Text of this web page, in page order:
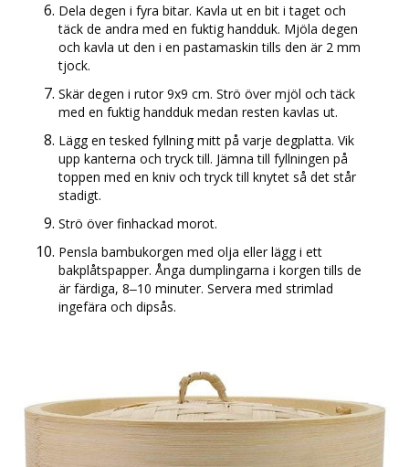
Dela degen i fyra bitar. Kavla ut en bit i taget och
täck de andra med en fuktig handduk. Mjöla degen
och kavla ut den i en pastamaskin tills den är 2 mm
tjock.
Skär degen i rutor 9x9 cm. Strö över mjöl och täck
med en fuktig handduk medan resten kavlas ut.
Lägg en tesked fyllning mitt på varje degplatta. Vik
upp kanterna och tryck till. Jämna till fyllningen på
toppen med en kniv och tryck till knytet så det står
stadigt.
Strö över finhackad morot.
Pensla bambukorgen med olja eller lägg i ett
bakplåtspapper. Ånga dumplingarna i korgen tills de
är färdiga, 8–10 minuter. Servera med strimlad
ingefära och dipsås.